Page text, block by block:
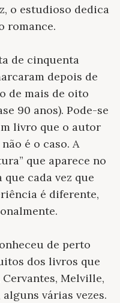
o estudioso dedica
romance.
de cinquenta
depois de
de mais de oito
90 anos). Pode-se
livro que o autor
é o caso. A
que aparece no
cada vez que
é diferente,
de perto
dos livros que
Melville,
várias vezes.